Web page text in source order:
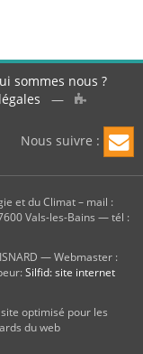
sommes nous ?
—
Nous suivre :
et du Climat – mail :
Vals-les-Bains — tél :
— Webmaster :
Silfid: site internet
optimisé pour les
du web